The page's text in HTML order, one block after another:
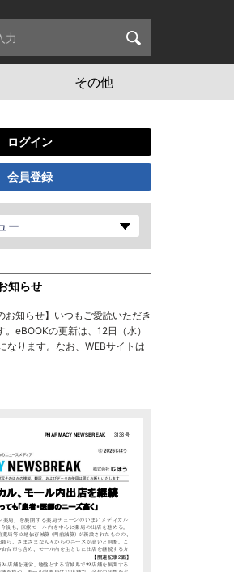
その他
ログイン
会員登録
ー
知らせ
お知らせ】いつもご愛読いただき
eBOOKの更新は、12日（水）
なります。なお、WEBサイトは